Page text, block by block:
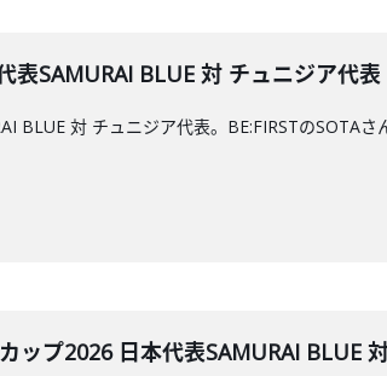
表SAMURAI BLUE 対 チュニジア代表
BLUE 対 チュニジア代表。BE:FIRSTのSOTA
ップ2026 日本代表SAMURAI BLUE